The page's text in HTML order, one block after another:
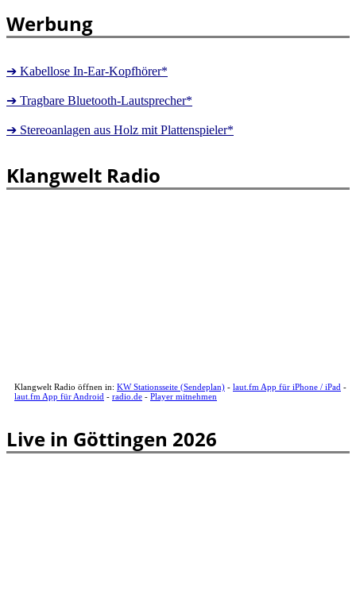
Werbung
➔ Kabellose In-Ear-Kopfhörer*
➔ Tragbare Bluetooth-Lautsprecher*
➔ Stereoanlagen aus Holz mit Plattenspieler*
Klangwelt Radio
Klangwelt Radio öffnen in: KW Stationsseite (Sendeplan) - laut.fm App für iPhone / iPad -
laut.fm App für Android - radio.de - Player mitnehmen
Live in Göttingen 2026